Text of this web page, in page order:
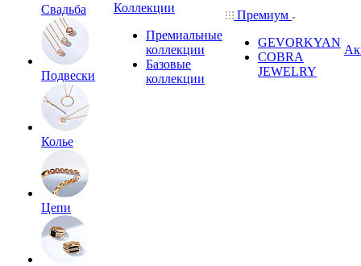
Свадьба
Подвески
Колье
Цепи
Коллекции
Премиальные
коллекции
Базовые
коллекции
Премиум
GEVORKYAN
COBRA
JEWELRY